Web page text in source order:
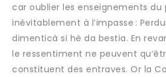
car oublier les enseignements du
inévitablement à l’impasse :
dimenticà si hè da bestia. En
le ressentiment ne peuvent
constituent des entraves. Or la